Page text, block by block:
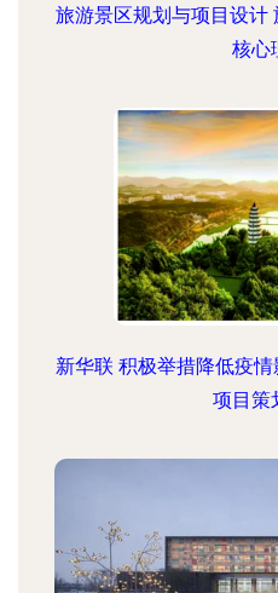
旅游景区规划与项目设计
核心
新华联 积极举措降低疫
项目策